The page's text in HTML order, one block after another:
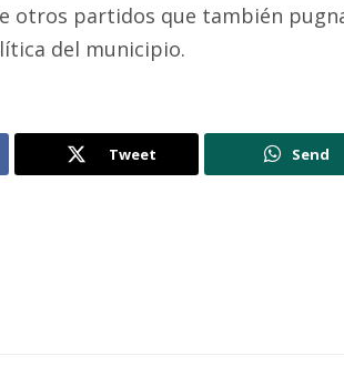
otros partidos que también
del municipio.
Tweet Send